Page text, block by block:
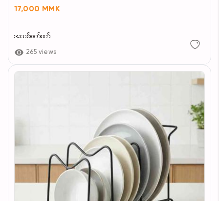
17,000 MMK
အသစ်စက်စက်
265 views